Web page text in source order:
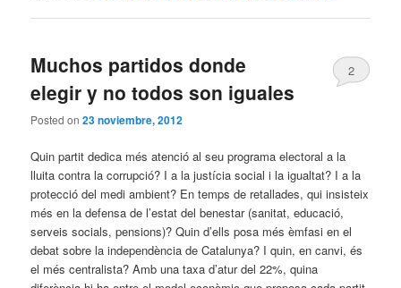
Muchos partidos donde
elegir y no todos son iguales
Posted on23 noviembre, 2012
2
Quin partit dedica més atenció al seu programa electoral a la
lluita contra la corrupció? I a la justícia social i la igualtat? I a la
protecció del medi ambient? En temps de retallades, qui insisteix
més en la defensa de l’estat del benestar (sanitat, educació,
serveis socials, pensions)? Quin d’ells posa més èmfasi en el
debat sobre la independència de Catalunya? I quin, en canvi, és
el més centralista? Amb una taxa d’atur del 22%, quina